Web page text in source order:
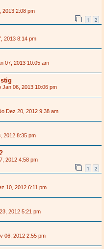
2013 2:08 pm
1 2
2013 8:14 pm
07, 2013 10:05 am
Jan 06, 2013 10:06 pm
Dez 20, 2012 9:38 am
2012 8:35 pm
2012 4:58 pm
1 2
10, 2012 6:11 pm
2012 5:21 pm
06, 2012 2:55 pm